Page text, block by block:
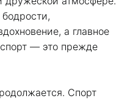
а главное
— это прежде
Спорт